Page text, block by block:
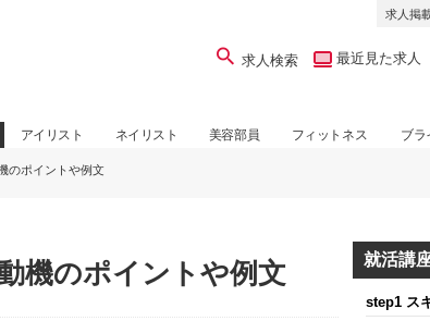
求人掲
求人検索 最近見た求人
アイリスト ネイリスト 美容部員 フィットネス ブラ
のポイントや例文
機のポイントや例文 就活講
step1 ス